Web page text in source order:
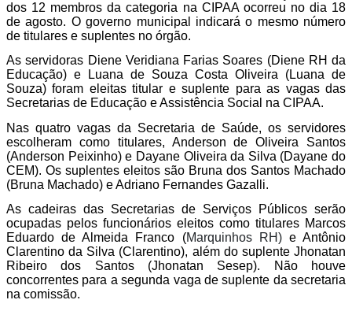
dos 12 membros da categoria na CIPAA ocorreu no dia 18
de agosto. O governo municipal indicará o mesmo número
de titulares e suplentes no órgão.
As servidoras Diene Veridiana Farias Soares (Diene RH da
Educação) e Luana de Souza Costa Oliveira (Luana de
Souza) foram eleitas titular e suplente para as vagas das
Secretarias de Educação e Assistência Social na CIPAA.
Nas quatro vagas da Secretaria de Saúde, os servidores
escolheram como titulares, Anderson de Oliveira Santos
(Anderson Peixinho) e Dayane Oliveira da Silva (Dayane do
CEM). Os suplentes eleitos são Bruna dos Santos Machado
(Bruna Machado) e Adriano Fernandes Gazalli.
As cadeiras das Secretarias de Serviços Públicos serão
ocupadas pelos funcionários eleitos como titulares Marcos
Eduardo de Almeida Franco (Marquinhos RH) e Antônio
Clarentino da Silva (Clarentino), além do suplente Jhonatan
Ribeiro dos Santos (Jhonatan Sesep). Não houve
concorrentes para a segunda vaga de suplente da secretaria
na comissão.